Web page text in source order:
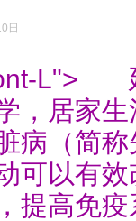
日
L">
，居家
病（简
可以有
提高免